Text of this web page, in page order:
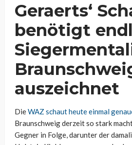
Geraerts‘
benötigt
auszeichnet
DieWAZ schaut heute einmal
Braunschweig derzeit so stark
Gegner in Folge, darunter der